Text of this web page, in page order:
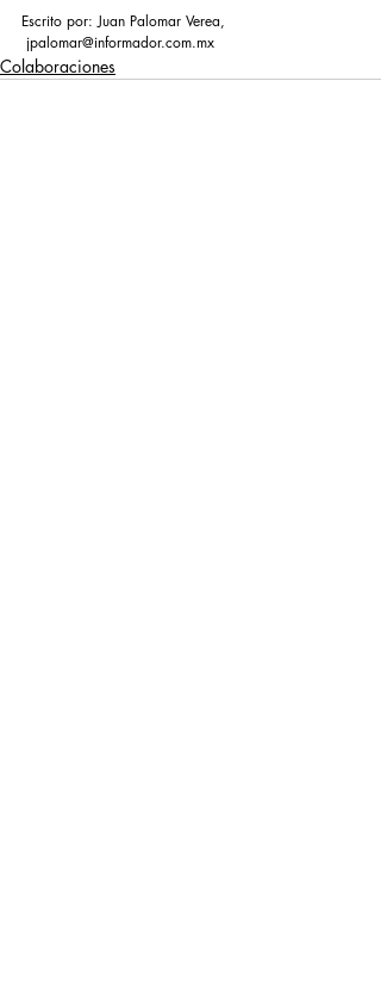
Escrito por: Juan Palomar Verea,
jpalomar@informador.com.mx
Colaboraciones